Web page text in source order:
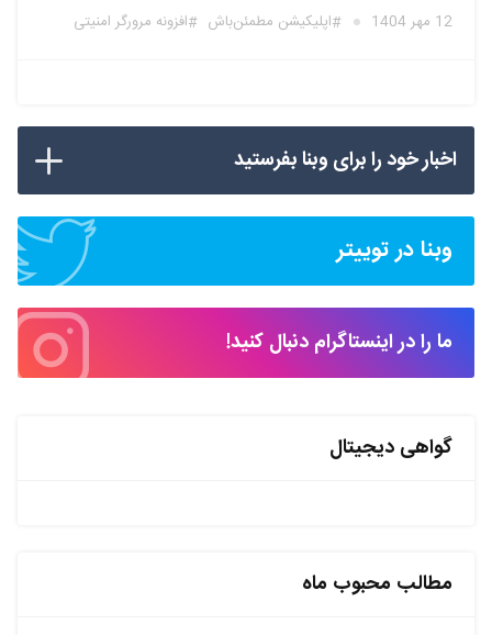
کلاهبرداری اینترنتی و اپلیکیشن‌های مخرب توسعه داده شده و
12 مهر 1404 اپلیکیشن مطمئن‌باش افزونه مرورگر امنیتی
اخبار خود را برای وبنا بفرستید
وبنا در توییتر
ما را در اینستاگرام دنبال کنید!
گواهی دیجیتال
مطالب محبوب ماه